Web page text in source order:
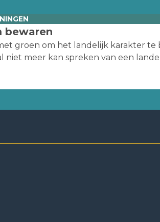
bewaren
groen om het landelijk karakter te
niet meer kan spreken van een